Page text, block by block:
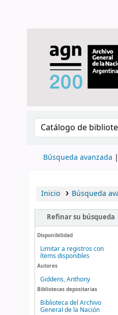
Buscar en el
Búsqueda avanzada
Inicio Búsqueda
Refinar su búsqueda
Disponibilidad
Limitar a registros con
ítems disponibles
Autores
Giddens, Anthony
Bibliotecas depositarias
Biblioteca del Archivo
General de la Nación